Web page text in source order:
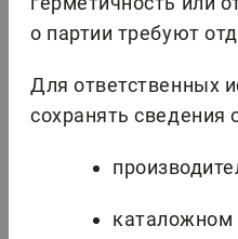
о партии требуют
Для ответственных
сохранять сведения
каталожном